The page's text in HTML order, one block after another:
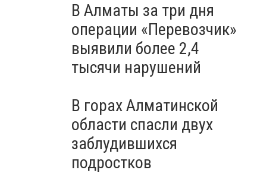
В Алматы за три дня
операции «Перевозчик»
выявили более 2,4
тысячи нарушений
В горах Алматинской
области спасли двух
заблудившихся
подростков